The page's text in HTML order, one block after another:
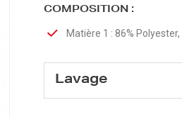
COMPOSITION :
Matière 1 : 86%
Lavage